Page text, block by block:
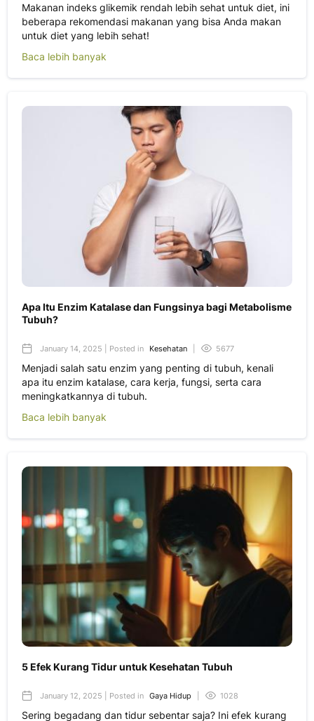
Makanan indeks glikemik rendah lebih sehat untuk diet, ini
beberapa rekomendasi makanan yang bisa Anda makan
untuk diet yang lebih sehat!
Baca lebih banyak
Apa Itu Enzim Katalase dan Fungsinya bagi Metabolisme
Tubuh?
January 14, 2025 | Posted in Kesehatan 5677
Menjadi salah satu enzim yang penting di tubuh, kenali
apa itu enzim katalase, cara kerja, fungsi, serta cara
meningkatkannya di tubuh.
Baca lebih banyak
5 Efek Kurang Tidur untuk Kesehatan Tubuh
January 12, 2025 | Posted in Gaya Hidup 1028
Sering begadang dan tidur sebentar saja? Ini efek kurang